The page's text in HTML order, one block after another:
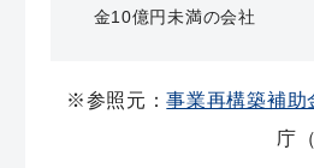
金10億円未満の会社
※参照元：事業再構築補助
庁